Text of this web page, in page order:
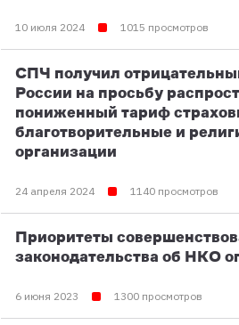
10 июля 2024 1015 просмотров
СПЧ получил
России на просьбу
пониженный тариф
благотворительные и
организации
24 апреля 2024 1140 просмотров
Приоритеты
законодательства об НКО
6 июня 2023 1300 просмотров